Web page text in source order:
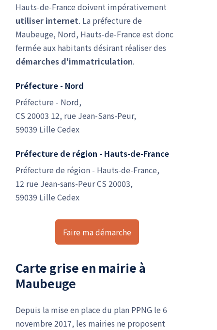
Hauts-de-France doivent impérativement
utiliser internet. La préfecture de
Maubeuge, Nord, Hauts-de-France est donc
fermée aux habitants désirant réaliser des
démarches d'immatriculation.
Préfecture - Nord
Préfecture - Nord,
CS 20003 12, rue Jean-Sans-Peur,
59039 Lille Cedex
Préfecture de région - Hauts-de-France
Préfecture de région - Hauts-de-France,
12 rue Jean-sans-Peur CS 20003,
59039 Lille Cedex
Faire ma démarche
Carte grise en mairie à
Maubeuge
Depuis la mise en place du plan PPNG le 6
novembre 2017, les mairies ne proposent